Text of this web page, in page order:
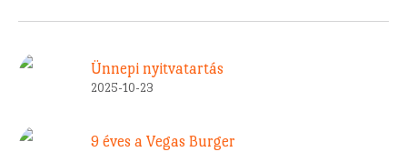
Ünnepi nyitvatartás
2025-10-23
9 éves a Vegas Burger